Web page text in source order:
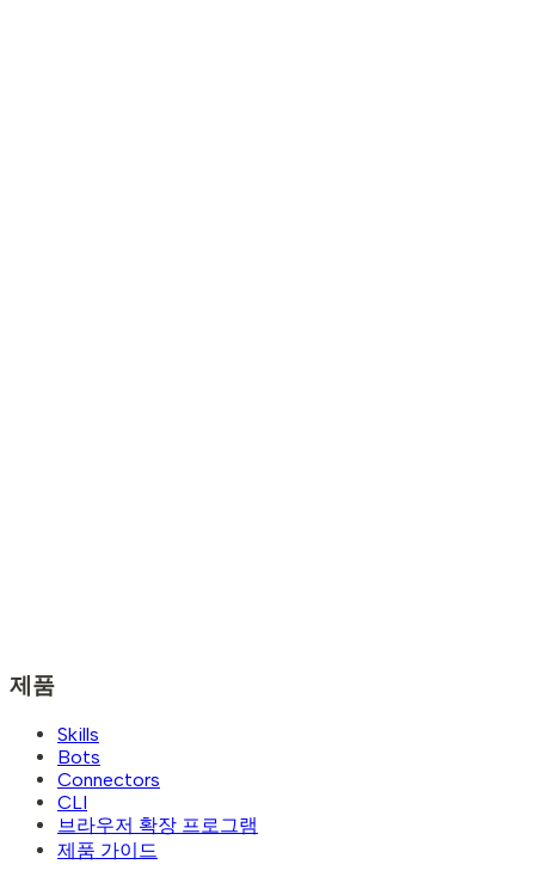
제품
Skills
Bots
Connectors
CLI
브라우저 확장 프로그램
제품 가이드